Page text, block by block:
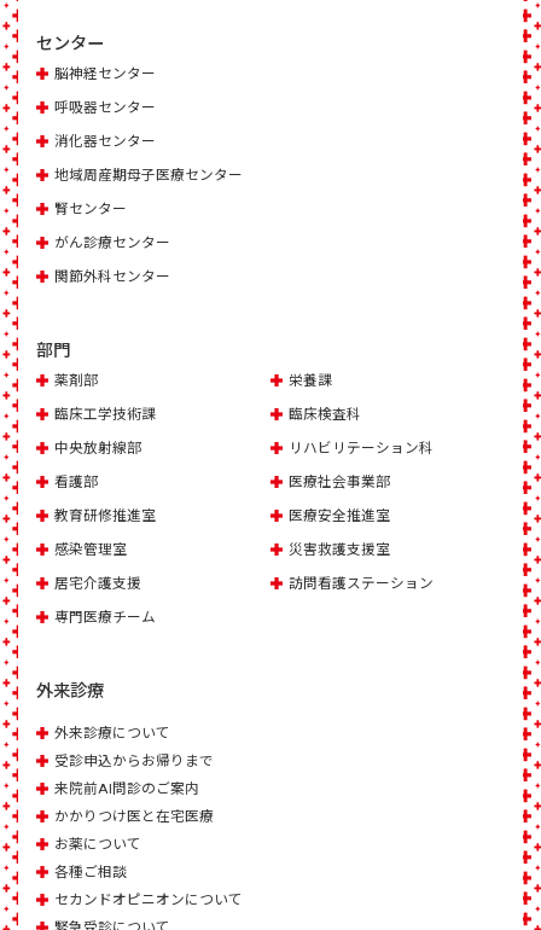
センター
脳神経センター
呼吸器センター
消化器センター
地域周産期母子医療センター
腎センター
がん診療センター
関節外科センター
部門
薬剤部
栄養課
臨床工学技術課
臨床検査科
中央放射線部
リハビリテーション科
看護部
医療社会事業部
教育研修推進室
医療安全推進室
感染管理室
災害救護支援室
居宅介護支援
訪問看護ステーション
専門医療チーム
外来診療
外来診療について
受診申込からお帰りまで
来院前AI問診のご案内
かかりつけ医と在宅医療
お薬について
各種ご相談
セカンドオピニオンについて